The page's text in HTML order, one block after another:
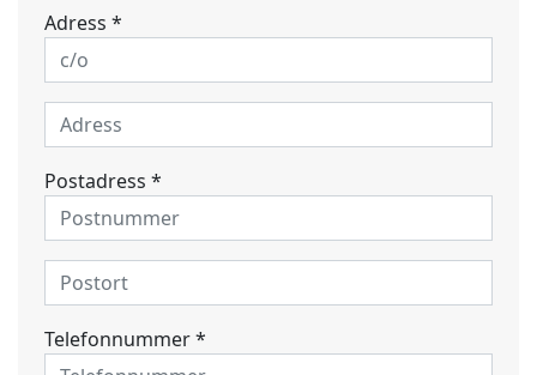
Adress *
Postadress *
Telefonnummer *